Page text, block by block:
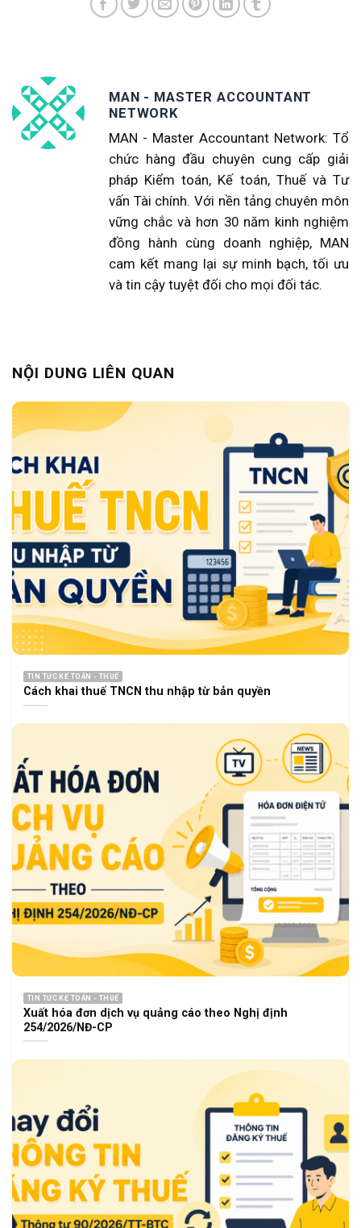
MAN - MASTER ACCOUNTANT
NETWORK
MAN - Master Accountant Network: Tổ
chức hàng đầu chuyên cung cấp giải
pháp Kiểm toán, Kế toán, Thuế và Tư
vấn Tài chính. Với nền tảng chuyên môn
vững chắc và hơn 30 năm kinh nghiệm
đồng hành cùng doanh nghiệp, MAN
cam kết mang lại sự minh bạch, tối ưu
và tin cậy tuyệt đối cho mọi đối tác.
NỘI DUNG LIÊN QUAN
TIN TỨC KẾ TOÁN - THUẾ
Cách khai thuế TNCN thu nhập từ bản quyền
TIN TỨC KẾ TOÁN - THUẾ
Xuất hóa đơn dịch vụ quảng cáo theo Nghị định
254/2026/NĐ-CP